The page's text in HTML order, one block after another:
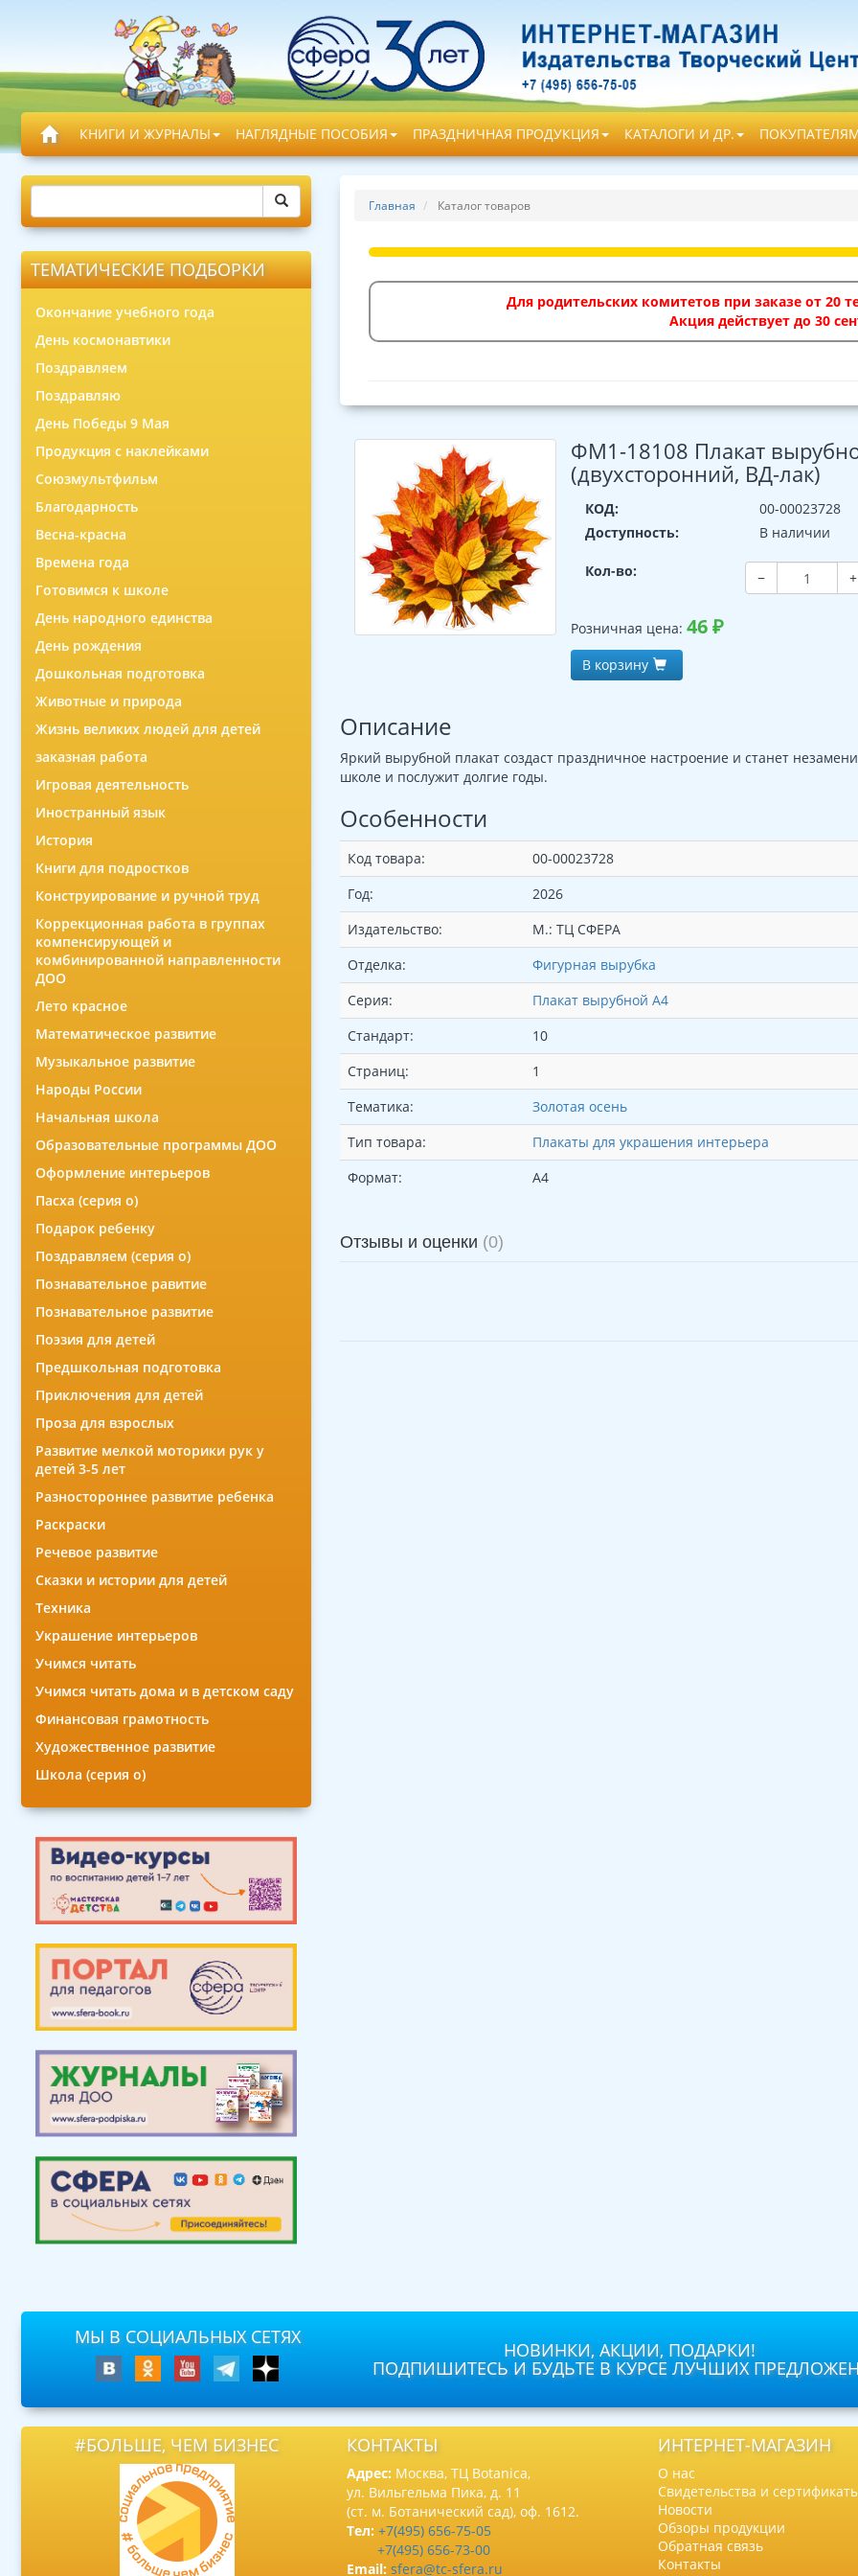
КНИГИ И ЖУРНАЛЫ НАГЛЯДНЫЕ ПОСОБИЯ ПРАЗДНИЧНАЯ ПРОДУКЦИЯ КАТАЛОГИ И ДР.
ТЕМАТИЧЕСКИЕ ПОДБОРКИ
Окончание учебного года
День космонавтики
Поздравляем
Поздравляю
День Победы 9 Мая
Продукция с наклейками
Союзмультфильм
Благодарность
Весна-красна
Времена года
Готовимся к школе
День народного единства
День рождения
Дошкольная подготовка
Животные и природа
Жизнь великих людей для детей
заказная работа
Игровая деятельность
Иностранный язык
История
Книги для подростков
Конструирование и ручной труд
Коррекционная работа в группах
компенсирующей и
комбинированной направленности
ДОО
Лето красное
Математическое развитие
Музыкальное развитие
Народы России
Начальная школа
Образовательные программы ДОО
Оформление интерьеров
Пасха (серия о)
Подарок ребенку
Поздравляем (серия о)
Познавательное равитие
Познавательное развитие
Поэзия для детей
Предшкольная подготовка
Приключения для детей
Проза для взрослых
Развитие мелкой моторики рук у
детей 3-5 лет
Разностороннее развитие ребенка
Раскраски
Речевое развитие
Сказки и истории для детей
Техника
Украшение интерьеров
Учимся читать
Учимся читать дома и в детском саду
Финансовая грамотность
Художественное развитие
Школа (серия о)
Главная Каталог товаров
Для родительских комитетов при заказе от 20
Акция действует до 30
ФМ1-18108 Плакат
(двухсторонний, ВД-лак)
КОД:
00-00023728
Доступность:
В наличии
Кол-во: − +
Розничная цена:46₽
В корзину
Описание
Яркий вырубной плакат создаст праздничное настроение и станет
школе и послужит долгие годы.
Особенности
Код товара:
00-00023728
Год:
2026
Издательство:
М.: ТЦ СФЕРА
Отделка:
Фигурная вырубка
Серия:
Плакат вырубной А4
Стандарт:
10
Страниц:
1
Тематика:
Золотая осень
Тип товара:
Плакаты для украшения интерьера
Формат:
А4
Отзывы и оценки (0)
МЫ В СОЦИАЛЬНЫХ СЕТЯХ
НОВИНКИ, АКЦИИ, ПОДАРКИ!
ПОДПИШИТЕСЬ И БУДЬТЕ В КУРСЕ ЛУЧШИХ
#БОЛЬШЕ, ЧЕМ БИЗНЕС КОНТАКТЫ
Адрес: Москва, ТЦ Botanica,
ул. Вильгельма Пика, д. 11
(ст. м. Ботанический сад), оф. 1612.
Тел: +7(495) 656-75-05
+7(495) 656-73-00
Email: sfera@tc-sfera.ru
ИНТЕРНЕТ-МАГАЗИН
О нас
Свидетельства и
Новости
Обзоры продукции
Обратная связь
Контакты